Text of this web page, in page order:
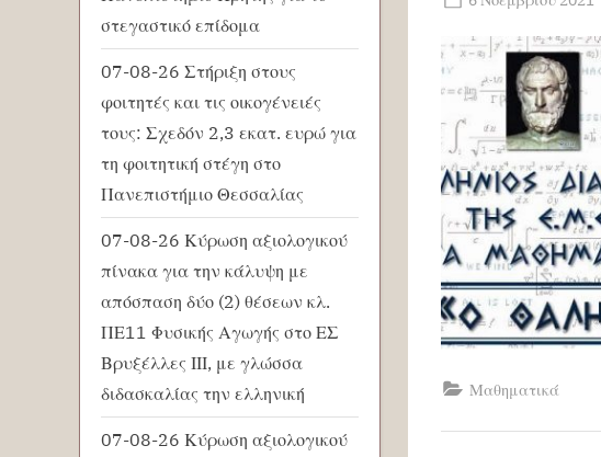
Μαθηματικά
στεγαστικό επίδομα
07-08-26 Στήριξη στους
φοιτητές και τις οικογένειές
τους: Σχεδόν 2,3 εκατ. ευρώ για
τη φοιτητική στέγη στο
Πανεπιστήμιο Θεσσαλίας
07-08-26 Κύρωση αξιολογικού
πίνακα για την κάλυψη με
απόσπαση δύο (2) θέσεων κλ.
ΠΕ11 Φυσικής Αγωγής στο ΕΣ
Βρυξέλλες ΙΙΙ, με γλώσσα
διδασκαλίας την ελληνική
07-08-26 Κύρωση αξιολογικού